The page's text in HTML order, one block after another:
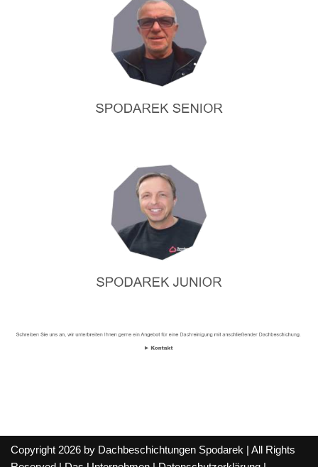
Copyright 2026 by Dachbeschichtungen Spodarek | All Rights